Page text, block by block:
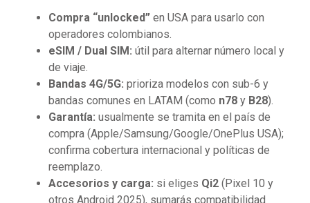
Compra “unlocked” en USA para usarlo con
operadores colombianos.
eSIM / Dual SIM: útil para alternar número local y
de viaje.
Bandas 4G/5G: prioriza modelos con sub-6 y
bandas comunes en LATAM (como n78 y B28).
Garantía: usualmente se tramita en el país de
compra (Apple/Samsung/Google/OnePlus USA);
confirma cobertura internacional y políticas de
reemplazo.
Accesorios y carga: si eliges Qi2 (Pixel 10 y
otros Android 2025), sumarás compatibilidad